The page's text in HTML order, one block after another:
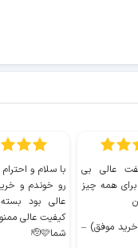
عالی بی
همه چیز
–
با سلام و
رو خوندم و
عالی بود
کیفیت عالی
شما🫡🩷